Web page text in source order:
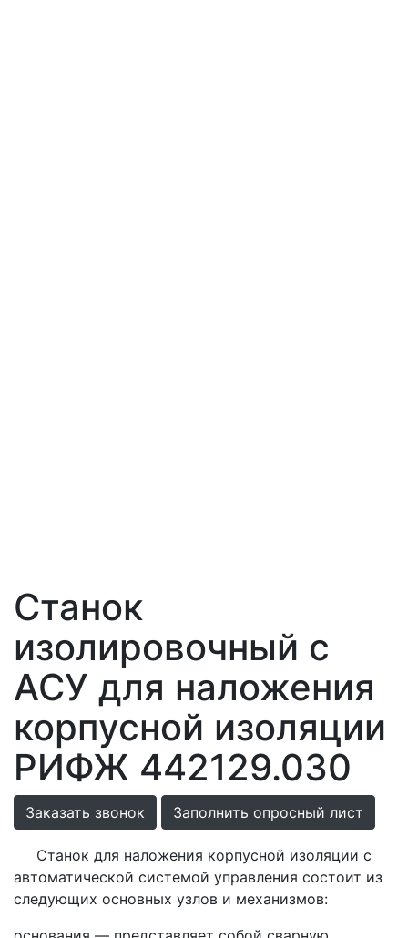
Станок
изолировочный с
АСУ для наложения
корпусной изоляции
РИФЖ 442129.030
Заказать звонок Заполнить опросный лист
Станок для наложения корпусной изоляции с
автоматической системой управления состоит из
следующих основных узлов и механизмов: